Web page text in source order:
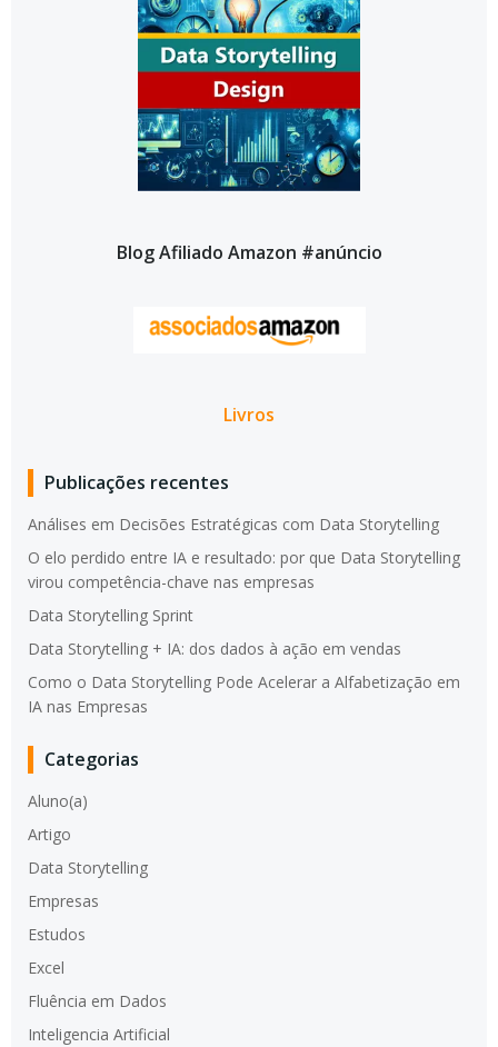
Blog Afiliado Amazon #anúncio
Livros
Publicações recentes
Análises em Decisões Estratégicas com Data Storytelling
O elo perdido entre IA e resultado: por que Data Storytelling
virou competência-chave nas empresas
Data Storytelling Sprint
Data Storytelling + IA: dos dados à ação em vendas
Como o Data Storytelling Pode Acelerar a Alfabetização em
IA nas Empresas
Categorias
Aluno(a)
Artigo
Data Storytelling
Empresas
Estudos
Excel
Fluência em Dados
Inteligencia Artificial